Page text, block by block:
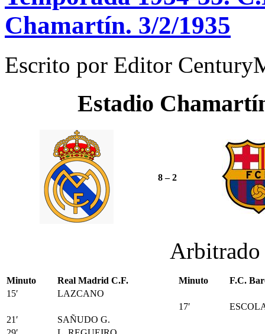
Chamartín. 3/2/1935
Escrito por Editor
Estadio
8 – 2
Minuto Real Madrid C.F. Minuto
F.C.
15′
LAZCANO
17′
21′
SAÑUDO G.